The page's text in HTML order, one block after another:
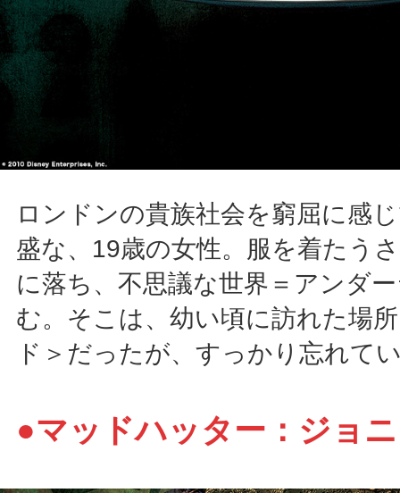
ロンドンの貴族社会を窮屈に感
盛な、19歳の女性。服を着たう
に落ち、不思議な世界＝アンダ
む。そこは、幼い頃に訪れた場
ド＞だったが、すっかり忘れて
●マッドハッター：ジョ